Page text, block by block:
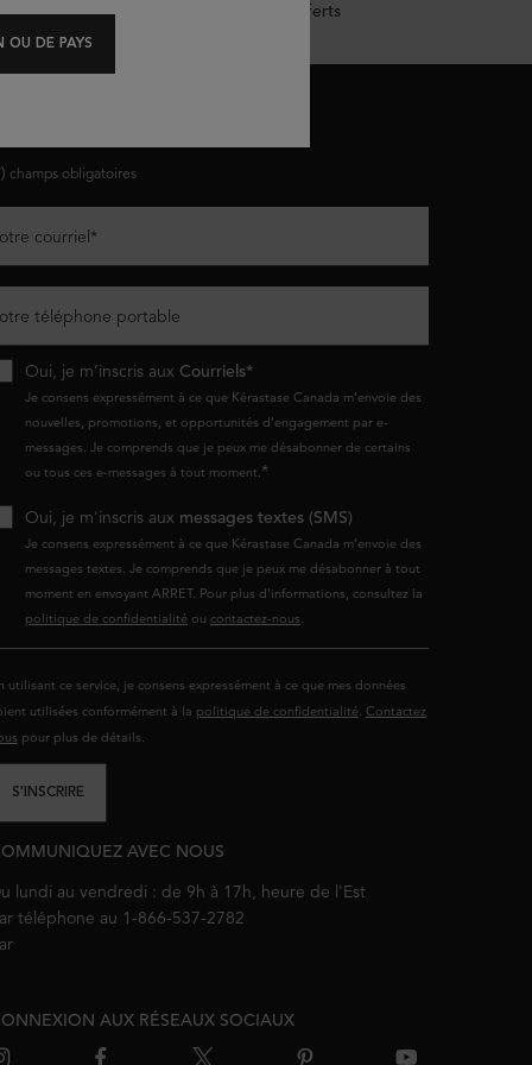
Échantillons offerts
champs obligatoires
courriel*
téléphone portable
Oui, je m’inscris aux Courriels*
Je consens expressément à ce que Kérastase Canada m’envoie des
nouvelles, promotions, et opportunités d’engagement par e-
messages. Je comprends que je peux me désabonner de certains
ou tous ces e-messages à tout moment.*
Oui, je m'inscris aux messages textes (SMS)
Je consens expressément à ce que Kérastase Canada m’envoie des
messages textes. Je comprends que je peux me désabonner à tout
moment en envoyant ARRET. Pour plus d'informations, consultez la
politique de confidentialité ou contactez-nous.
utilisant ce service, je consens expressément à ce que mes données
utilisées conformément à la politique de confidentialité. Contactez
pour plus de détails.
S'INSCRIRE
AVEC NOUS
lundi au vendredi : de 9h à 17h, heure de l'Est
téléphone au 1-866-537-2782
AUX RÉSEAUX SOCIAUX
OU DE PAYS